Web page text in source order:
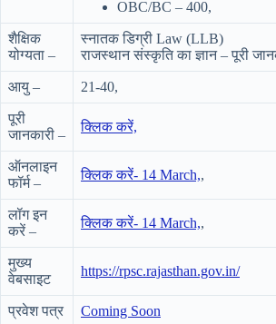
OBC/BC – 400,
शैक्षिक
योग्यता –
स्नातक डिग्री Law (LLB)
राजस्थान संस्कृति का ज्ञान – पूरी
आयु – 21-40,
पूरी
जानकारी –
क्लिक करें,
ऑनलाइन
फॉर्म –
क्लिक करें- 14 March,,
लॉग इन
करें –
क्लिक करें- 14 March,,
मुख्य
वेबसाइट
https://rpsc.rajasthan.gov.in/
प्रवेश पत्र Coming Soon